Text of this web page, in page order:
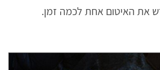
את האיטום אחת לכמה זמן.